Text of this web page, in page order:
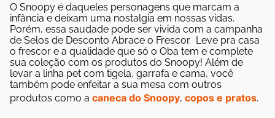
O Snoopy é daqueles personagens que marcam a
infância e deixam uma nostalgia em nossas vidas.
Porém, essa saudade pode ser vivida com a campanha
de Selos de Desconto Abrace o Frescor. Leve pra casa
o frescor e a qualidade que só o Oba tem e complete
sua coleção com os produtos do Snoopy! Além de
levar a linha pet com tigela, garrafa e cama, você
também pode enfeitar a sua mesa com outros
produtos como a caneca do Snoopy, copos e pratos.